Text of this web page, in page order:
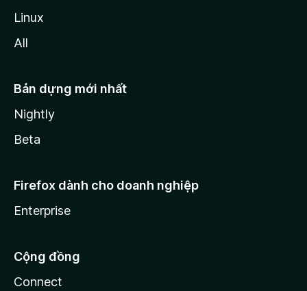
Linux
All
Bản dựng mới nhất
Nightly
Beta
Firefox dành cho doanh nghiệp
Enterprise
Cộng đồng
Connect